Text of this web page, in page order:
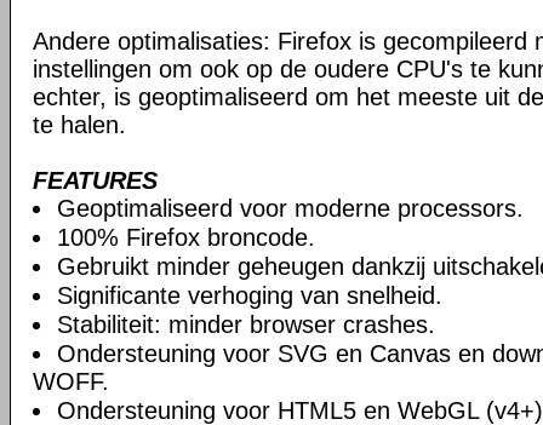
Andere optimalisaties: Firefox is gecompileerd
instellingen om ook op de oudere CPU's te
echter, is geoptimaliseerd om het meeste uit
te halen.
FEATURES
Geoptimaliseerd voor moderne processors.
100% Firefox broncode.
Gebruikt minder geheugen dankzij
Significante verhoging van snelheid.
Stabiliteit: minder browser crashes.
Ondersteuning voor SVG en Canvas en
WOFF.
Ondersteuning voor HTML5 en WebGL